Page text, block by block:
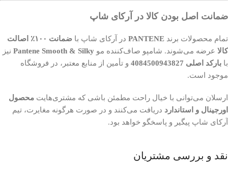
ضمانت اصل بودن کالا در آرکای شاپ
تمام محصولات برند PANTENE در آرکای شاپ با
ضمانت ۱۰۰٪ اصالت
کالا عرضه می‌شوند. شامپو صاف‌کننده مو Pantene Smooth & Silky نیز
با بارکد اصلی 4084500943827
و تأمین از منابع معتبر، در فروشگاه
موجود است.
ارسلان می‌توانی با خیال راحت مطمئن باشی که مشتری‌هایت محصول
اورجینال و استاندارد دریافت می‌کنند و در صورت هرگونه مغایرت، تیم
آرکای شاپ پیگیر و پاسخگو خواهد بود.
نقد و بررسی مشتریان